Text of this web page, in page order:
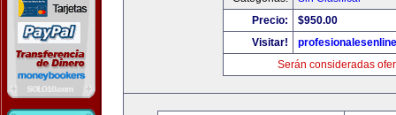
Precio:
$950.00
Visitar!
Serán consideradas